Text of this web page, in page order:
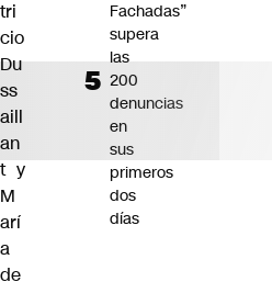
tri
cio
Du
ss
aill
an
t y
M
arí
a
de
Fachadas”
supera
las
200
denuncias
en
sus
primeros
dos
días